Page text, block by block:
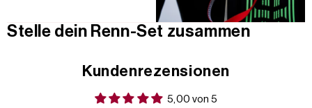
Stelle dein Renn-Set zusammen
Kundenrezensionen
5,00 von 5